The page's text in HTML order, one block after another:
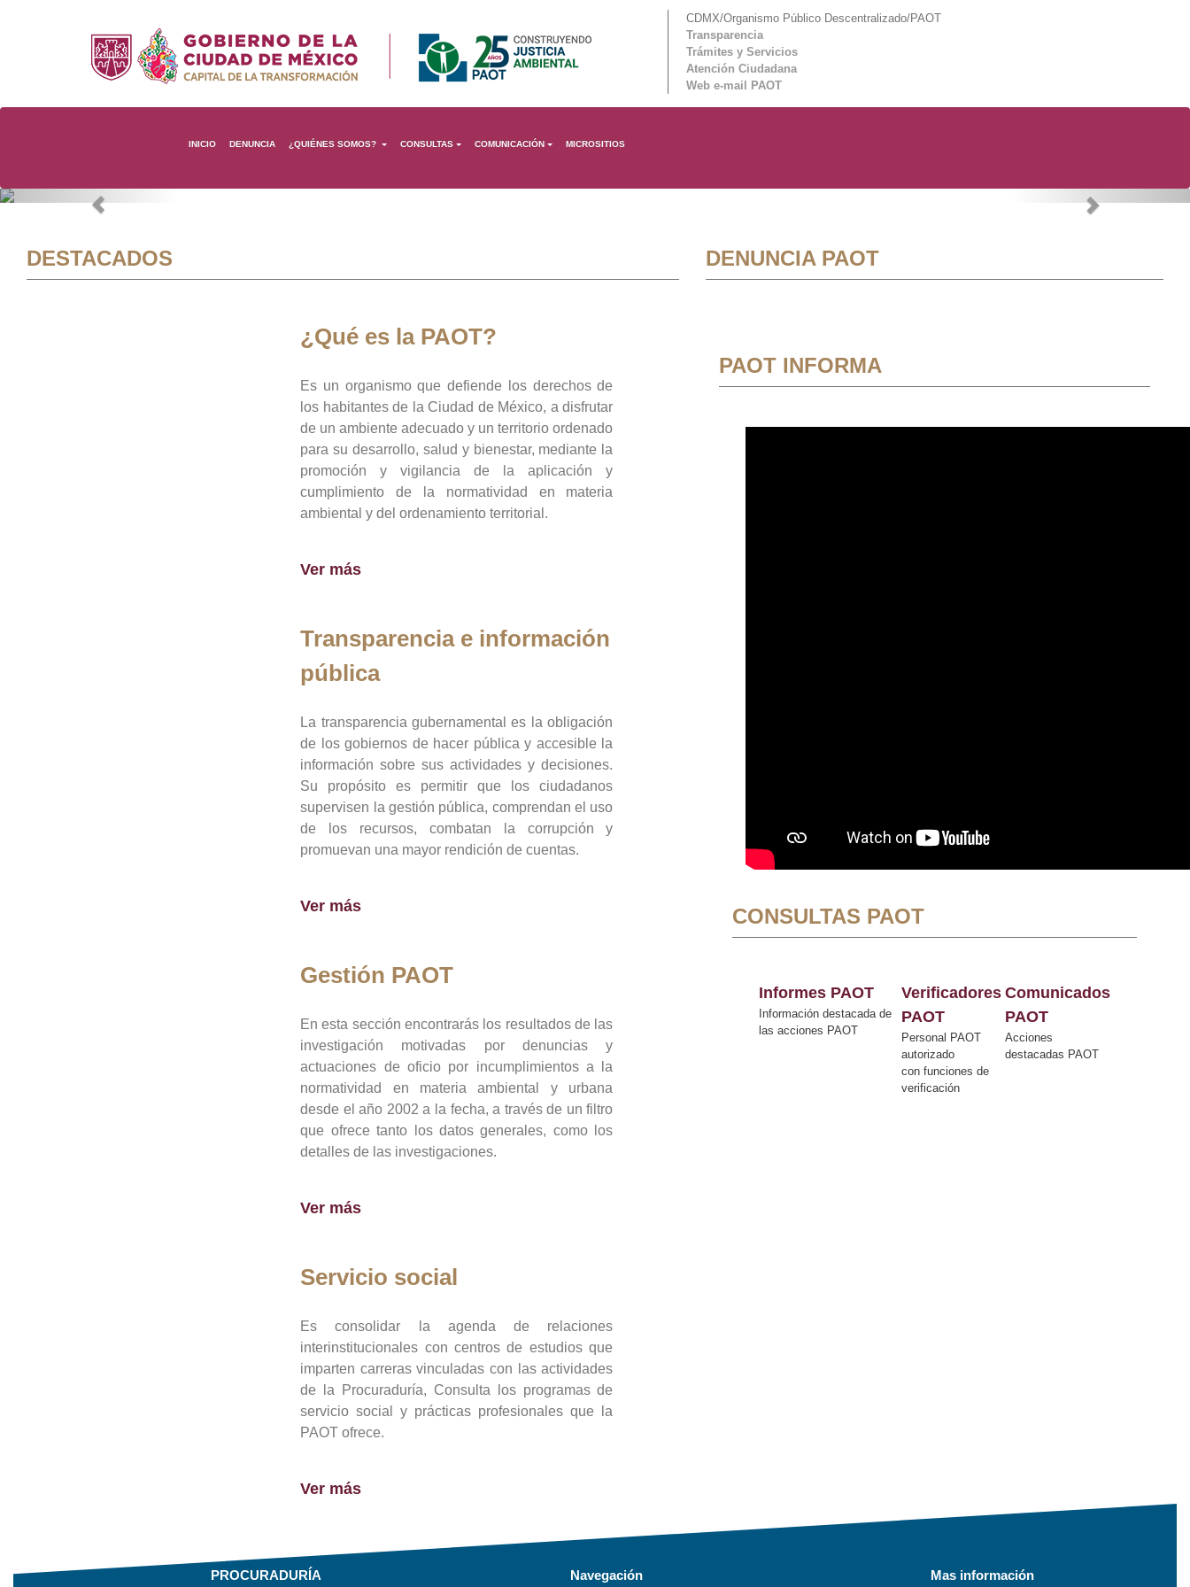
CDMX/Organismo Público Descentralizado/PAOT
Transparencia
Trámites y Servicios
Atención Ciudadana
Web e-mail PAOT
INICIO DENUNCIA ¿QUIÉNES SOMOS? CONSULTAS COMUNICACIÓN MICROSITIOS
Previous Next
DESTACADOS
¿Qué es la PAOT?
Es un organismo que defiende los derechos de
los habitantes de la Ciudad de México, a disfrutar
de un ambiente adecuado y un territorio ordenado
para su desarrollo, salud y bienestar, mediante la
promoción y vigilancia de la aplicación y
cumplimiento de la normatividad en materia
ambiental y del ordenamiento territorial.
Ver más
Transparencia e información
pública
La transparencia gubernamental es la obligación
de los gobiernos de hacer pública y accesible la
información sobre sus actividades y decisiones.
Su propósito es permitir que los ciudadanos
supervisen la gestión pública, comprendan el uso
de los recursos, combatan la corrupción y
promuevan una mayor rendición de cuentas.
Ver más
Gestión PAOT
En esta sección encontrarás los resultados de las
investigación motivadas por denuncias y
actuaciones de oficio por incumplimientos a la
normatividad en materia ambiental y urbana
desde el año 2002 a la fecha, a través de un filtro
que ofrece tanto los datos generales, como los
detalles de las investigaciones.
Ver más
Servicio social
Es consolidar la agenda de relaciones
interinstitucionales con centros de estudios que
imparten carreras vinculadas con las actividades
de la Procuraduría, Consulta los programas de
servicio social y prácticas profesionales que la
PAOT ofrece.
Ver más
DENUNCIA PAOT
PAOT INFORMA
CONSULTAS PAOT
Informes PAOT
Información destacada de
las acciones PAOT
Verificadores
PAOT
Personal PAOT
autorizado
con funciones de
verificación
Comunicados
PAOT
Acciones
destacadas PAOT
PROCURADURÍA Navegación Mas información